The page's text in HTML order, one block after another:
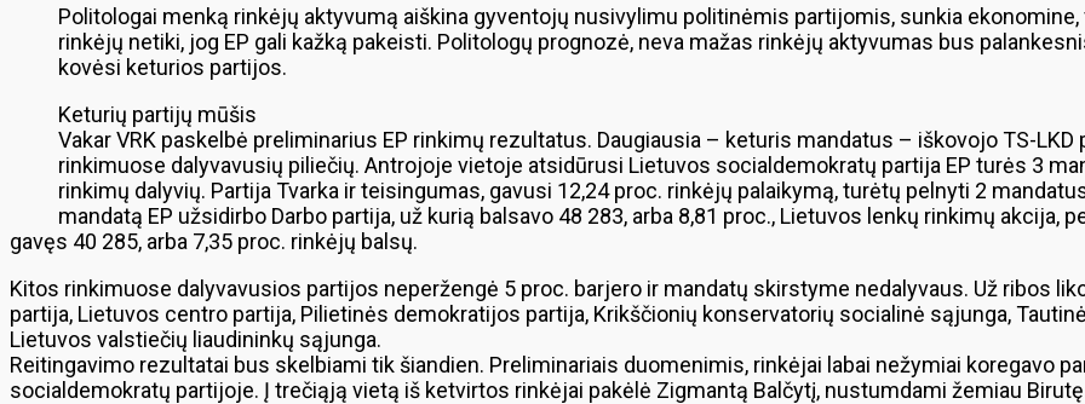
Politologai menką rinkėjų aktyvumą aiškina gyventojų nusivylimu politinėmis partijomis, sunkia
rinkėjų netiki, jog EP gali kažką pakeisti. Politologų prognozė, neva mažas rinkėjų aktyvumas bus
kovėsi keturios partijos.
Keturių partijų mūšis
Vakar VRK paskelbė preliminarius EP rinkimų rezultatus. Daugiausia – keturis mandatus – iškovojo TS-LKD
rinkimuose dalyvavusių piliečių. Antrojoje vietoje atsidūrusi Lietuvos socialdemokratų partija EP turės 3
rinkimų dalyvių. Partija Tvarka ir teisingumas, gavusi 12,24 proc. rinkėjų palaikymą, turėtų pelnyti 2
mandatą EP užsidirbo Darbo partija, už kurią balsavo 48 283, arba 8,81 proc., Lietuvos lenkų rinkimų akcija,
gavęs 40 285, arba 7,35 proc. rinkėjų balsų.
Kitos rinkimuose dalyvavusios partijos neperžengė 5 proc. barjero ir mandatų skirstyme nedalyvaus. Už ribos
partija, Lietuvos centro partija, Pilietinės demokratijos partija, Krikščionių konservatorių socialinė sąjunga,
Lietuvos valstiečių liaudininkų sąjunga.
Reitingavimo rezultatai bus skelbiami tik šiandien. Preliminariais duomenimis, rinkėjai labai nežymiai koregavo
socialdemokratų partijoje. Į trečiąją vietą iš ketvirtos rinkėjai pakėlė Zigmantą Balčytį, nustumdami žemiau